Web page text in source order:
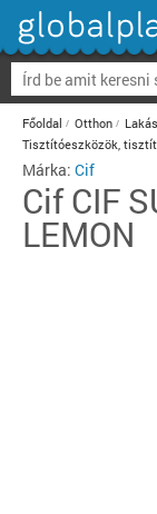
Főoldal Otthon
Tisztítóeszközök,
Márka: Cif
Cif CIF
LEMON